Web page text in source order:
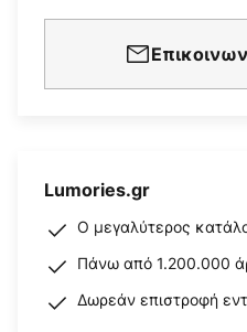
Lumories.gr
Ο μεγαλύτερος
Πάνω από 1.200.000
Δωρεάν επιστροφή